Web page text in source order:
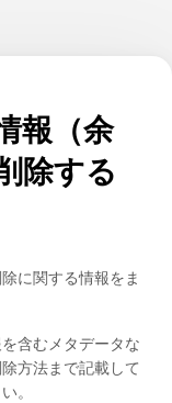
報（余
除する
に関する情報をま
含むメタデータな
方法まで記載して
。